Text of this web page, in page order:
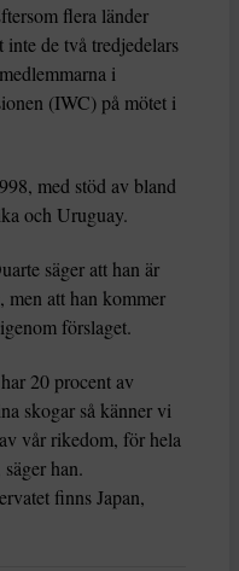
flera länder
de två tredjedelars
i
(IWC) på mötet i
med stöd av bland
och Uruguay.
säger att han är
men att han kommer
förslaget.
20 procent av
skogar så känner vi
vår rikedom, för hela
han.
finns Japan,